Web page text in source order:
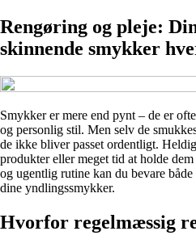
Rengøring og pleje:
skinnende smykker
Smykker er mere end pynt – de er
og personlig stil. Men selv de
de ikke bliver passet ordentligt.
produkter eller meget tid at holde
og ugentlig rutine kan du bevare
dine yndlingssmykker.
Hvorfor regelmæssig